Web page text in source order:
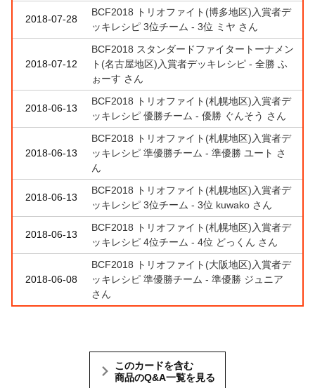
2018-07-28
BCF2018 トリオファイト(博多地区)入賞者デ
ッキレシピ 3位チーム - 3位 ミヤ さん
2018-07-12
BCF2018 スタンダードファイタートーナメン
ト(名古屋地区)入賞者デッキレシピ - 全勝 ふ
ぉーす さん
2018-06-13
BCF2018 トリオファイト(札幌地区)入賞者デ
ッキレシピ 優勝チーム - 優勝 ぐんそう さん
2018-06-13
BCF2018 トリオファイト(札幌地区)入賞者デ
ッキレシピ 準優勝チーム - 準優勝 ユート さ
ん
2018-06-13
BCF2018 トリオファイト(札幌地区)入賞者デ
ッキレシピ 3位チーム - 3位 kuwako さん
2018-06-13
BCF2018 トリオファイト(札幌地区)入賞者デ
ッキレシピ 4位チーム - 4位 どっくん さん
2018-06-08
BCF2018 トリオファイト(大阪地区)入賞者デ
ッキレシピ 準優勝チーム - 準優勝 ジュニア
さん
このカードを含む
商品のQ&A一覧を見る